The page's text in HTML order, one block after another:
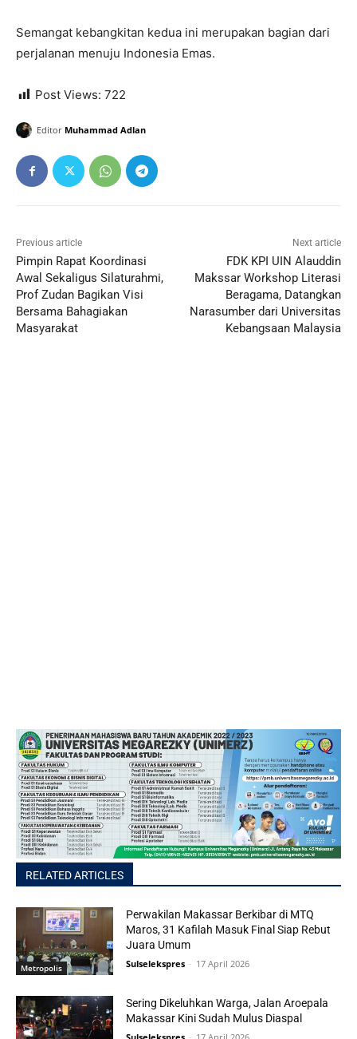
Semangat kebangkitan kedua ini merupakan bagian dari
perjalanan menuju Indonesia Emas.
Post Views: 722
Editor Muhammad Adlan
Previous article
Pimpin Rapat Koordinasi
Awal Sekaligus Silaturahmi,
Prof Zudan Bagikan Visi
Bersama Bahagiakan
Masyarakat
Next article
FDK KPI UIN Alauddin
Makssar Workshop Literasi
Beragama, Datangkan
Narasumber dari Universitas
Kebangsaan Malaysia
RELATED ARTICLES
Metropolis
Perwakilan Makassar Berkibar di MTQ
Maros, 31 Kafilah Masuk Final Siap Rebut
Juara Umum
Sulselekspres - 17 April 2026
Sering Dikeluhkan Warga, Jalan Aroepala
Makassar Kini Sudah Mulus Diaspal